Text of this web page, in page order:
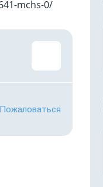
mchs-0/
Пожаловаться